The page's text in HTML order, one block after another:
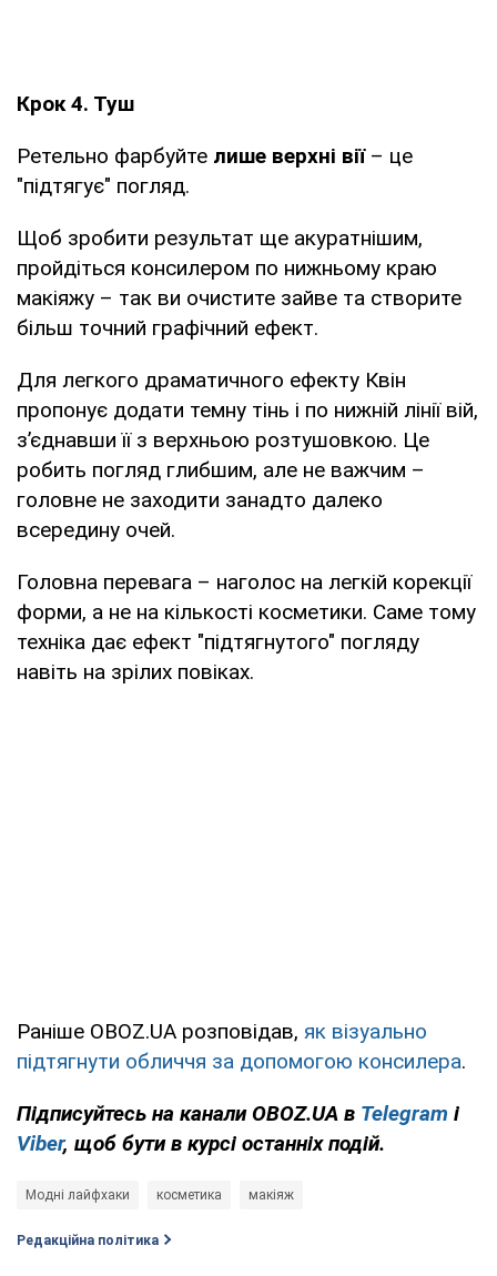
Крок 4. Туш
Ретельно фарбуйте лише верхні вії– це
"підтягує" погляд.
Щоб зробити результат ще акуратнішим,
пройдіться консилером по нижньому краю
макіяжу – так ви очистите зайве та створите
більш точний графічний ефект.
Для легкого драматичного ефекту Квін
пропонує додати темну тінь і по нижній лінії вій,
з’єднавши її з верхньою розтушовкою. Це
робить погляд глибшим, але не важчим –
головне не заходити занадто далеко
всередину очей.
Головна перевага – наголос на легкій корекції
форми, а не на кількості косметики. Саме тому
техніка дає ефект "підтягнутого" погляду
навіть на зрілих повіках.
Раніше OBOZ.UA розповідав, як візуально
підтягнути обличчя за допомогою консилера.
Підписуйтесь на канали OBOZ.UA в Telegram і
Viber, щоб бути в курсі останніх подій.
Модні лайфхаки косметика макіяж
Редакційна політика